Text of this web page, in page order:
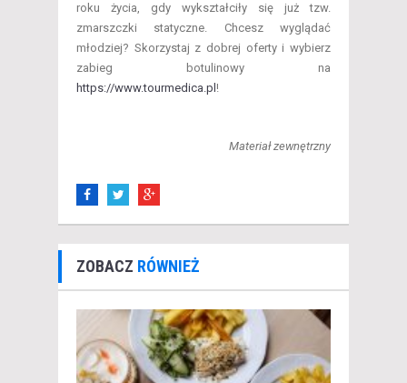
roku życia, gdy wykształciły się już tzw.
zmarszczki statyczne. Chcesz wyglądać
młodziej? Skorzystaj z dobrej oferty i wybierz
zabieg botulinowy na
https://www.tourmedica.pl !
Materiał zewnętrzny
ZOBACZ RÓWNIEŻ